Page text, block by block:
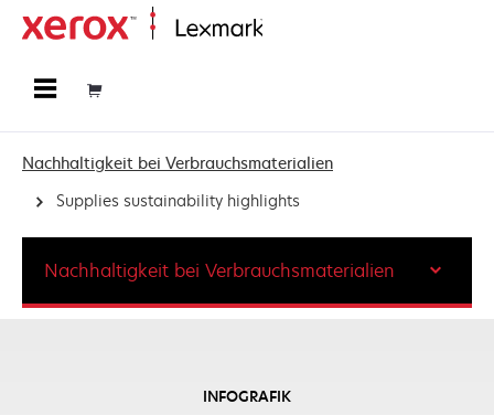
Nachhaltigkeit bei Verbrauchsmaterialien
Supplies sustainability highlights
INFOGRAFIK
Nachhaltigkeit bei Verbrauchsmaterialien